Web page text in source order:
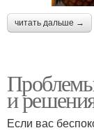
читать дальше →
и
Если вас